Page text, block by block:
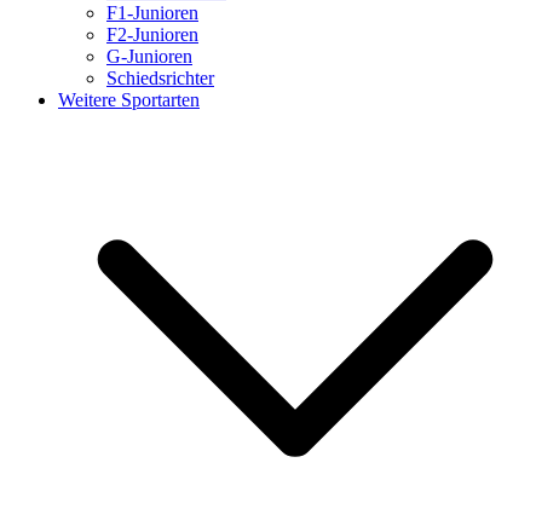
F1-Junioren
F2-Junioren
G-Junioren
Schiedsrichter
Weitere Sportarten